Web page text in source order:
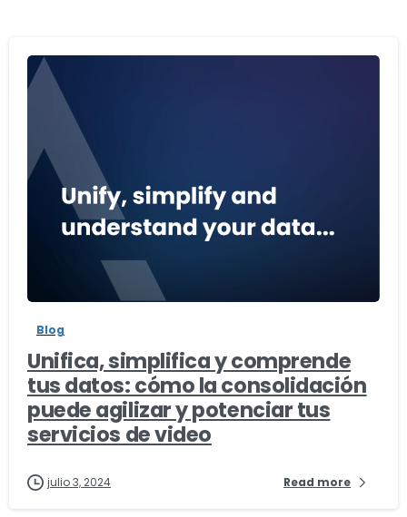
Blog
Unifica, simplifica y comprende
tus datos: cómo la consolidación
puede agilizar y potenciar tus
servicios de video
julio 3, 2024 Read more